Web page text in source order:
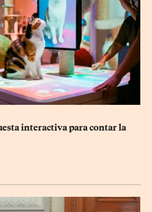
interactiva para contar la